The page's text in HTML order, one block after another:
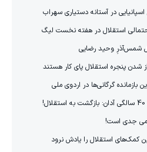
در آستانه دستیاری سهراب
استقلال در هفته نخست لیگ
شمس‌آذرِ وحید رضایی
شدن پنجره استقلال پای کار هستند
بازمانده گرگانی‌ها در اردوی ملی
جدی است!
کمک‌های استقلال را یادش نرود